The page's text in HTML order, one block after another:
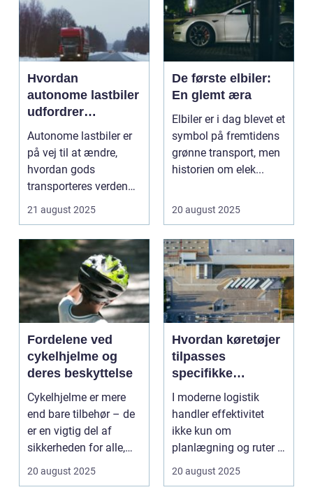
Hvordan
autonome lastbiler
udfordrer
traditionel logistik
Autonome lastbiler er
på vej til at ændre,
hvordan gods
transporteres verden
over. Udsty...
21 august 2025
De første elbiler:
En glemt æra
Elbiler er i dag blevet et
symbol på fremtidens
grønne transport, men
historien om elek...
20 august 2025
Fordelene ved
cykelhjelme og
deres beskyttelse
Cykelhjelme er mere
end bare tilbehør – de
er en vigtig del af
sikkerheden for alle,
de...
20 august 2025
Hvordan køretøjer
tilpasses
specifikke
logistiske opgaver
I moderne logistik
handler effektivitet
ikke kun om
planlægning og ruter –
det handler i...
20 august 2025